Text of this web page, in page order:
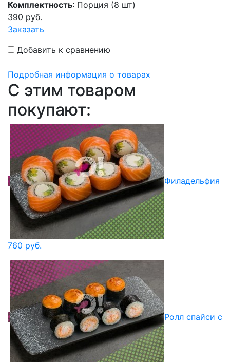
Комплектность: Порция (8 шт)
390 руб.
Заказать
Добавить к сравнению
Подробная информация о товарах
C этим товаром
покупают:
Филадельфия
760 руб.
Ролл спайси с